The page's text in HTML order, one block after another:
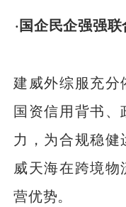
·国企民企强强
建威外综服充分
国资信用背书
力，为合规稳
威天海在跨境
营优势。